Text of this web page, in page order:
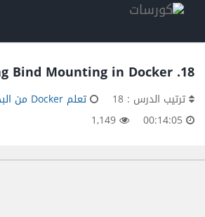
18. Using Bind Mounting in Docker
ترتيب الدرس : 18
تعلم Docker من البداية إلى الاحتراف